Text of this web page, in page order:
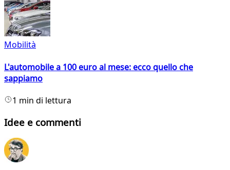
Mobilità
L'automobile a 100 euro al mese: ecco quello che
sappiamo
1 min di lettura
Idee e commenti